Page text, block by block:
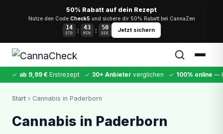
50% Rabatt auf dein Rezept
Nutze den Code Check5und sichere dir 50% Rabatt bei CannaZen
14
STD : 43
MIN : 50
SEK Jetzt sichern
✓ ab 9,99 € Erstrezept ✓ 30+ Anbieter verglichen ✓ 100% online —
Cannabis MDMA Kokain Ketamin
Start › Cannabis in Paderborn
Cannabis in Paderborn